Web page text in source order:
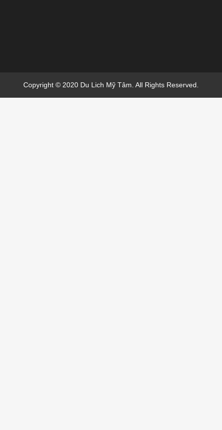
Copyright © 2020 Du Lich Mỹ Tâm. All Rights Reserved.